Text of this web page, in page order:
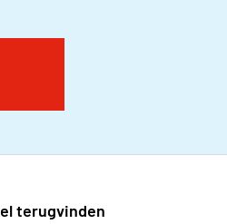
terugvinden